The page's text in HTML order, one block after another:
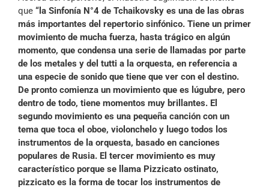
que “la Sinfonía N°4 de Tchaikovsky es una de las obras
más importantes del repertorio sinfónico. Tiene un primer
movimiento de mucha fuerza, hasta trágico en algún
momento, que condensa una serie de llamadas por parte
de los metales y del tutti a la orquesta, en referencia a
una especie de sonido que tiene que ver con el destino.
De pronto comienza un movimiento que es lúgubre, pero
dentro de todo, tiene momentos muy brillantes. El
segundo movimiento es una pequeña canción con un
tema que toca el oboe, violonchelo y luego todos los
instrumentos de la orquesta, basado en canciones
populares de Rusia. El tercer movimiento es muy
característico porque se llama Pizzicato ostinato,
pizzicato es la forma de tocar los instrumentos de